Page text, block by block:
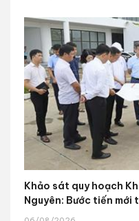
Khảo sát quy hoạch
Nguyên: Bước tiến mới